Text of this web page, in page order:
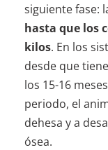
siguiente fase:
hasta que los
kilos. En los
desde que
los 15-16
periodo, el
dehesa y a
ósea.